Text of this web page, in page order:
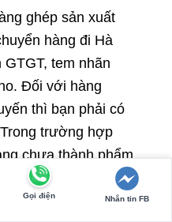
ghép sản xuất
hàng đi Hà
tem nhãn
Đối với hàng
thì bạn phải có
trường hợp
chưa thành phẩm
nhánh, đại lý bán
phải có Phiếu
Gọi điện Nhắn tin FB